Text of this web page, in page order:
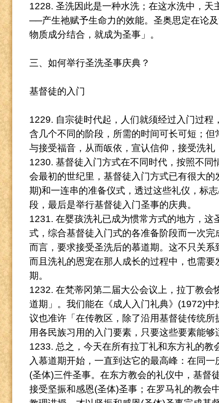
1228. 圣洗因此是一种水洗；在这水洗中，
──产生祂赋予生命力的效能。圣奥思定在论
物质成分结合，就成为圣事」。
三、如何举行圣洗圣事庆典？
基督徒的入门
1229. 自宗徒时代起，人们就须经过入门过程
含几个不同的阶段，所需的时间可长可短；
与接受福音，从而皈依，宣认信仰，接受洗礼
1230. 基督徒入门方式在不同时代，按照不同
会最初的世纪里，基督徒入门方式已有很大
期)和一连串的准备仪式，透过这些礼仪，标
段，最后是举行基督徒入门圣事的庆典。
1231. 在婴孩洗礼已成为惯常方式的地方，这
式，综合基督徒入门式的各准备阶段而一次完
而言，要求接受圣洗后的慕道期。这不只关系
而且洗礼的恩宠在那人成长的过程中，也需要
期。
1232. 在梵蒂冈第二届大公会议上，拉丁教会
道期」。我们能在《成人入门礼典》(1972)中
议也准许「在传教区，除了沿用基督徒传统
用各民族习用的入门要素，只要这些要素能
1233. 总之，今天在所有拉丁礼和东方礼的教
入慕道期开始，一直到达它的最高峰：在同
(圣体)三件圣事。在东方教会的礼仪中，基督
接受坚振和感恩(圣体)圣事；在罗马礼的教会